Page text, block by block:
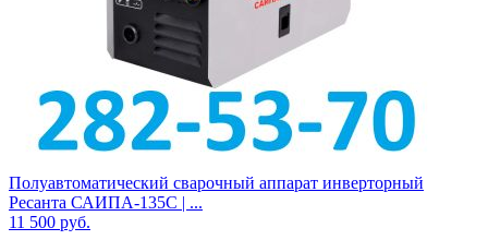
Полуавтоматический сварочный аппарат инверторный
Ресанта САИПА-135C | ...
11 500 руб.